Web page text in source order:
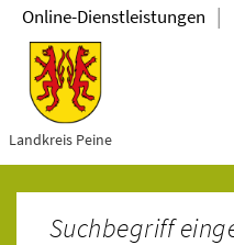
Landkreis Peine
Online-Dienstleistungen |